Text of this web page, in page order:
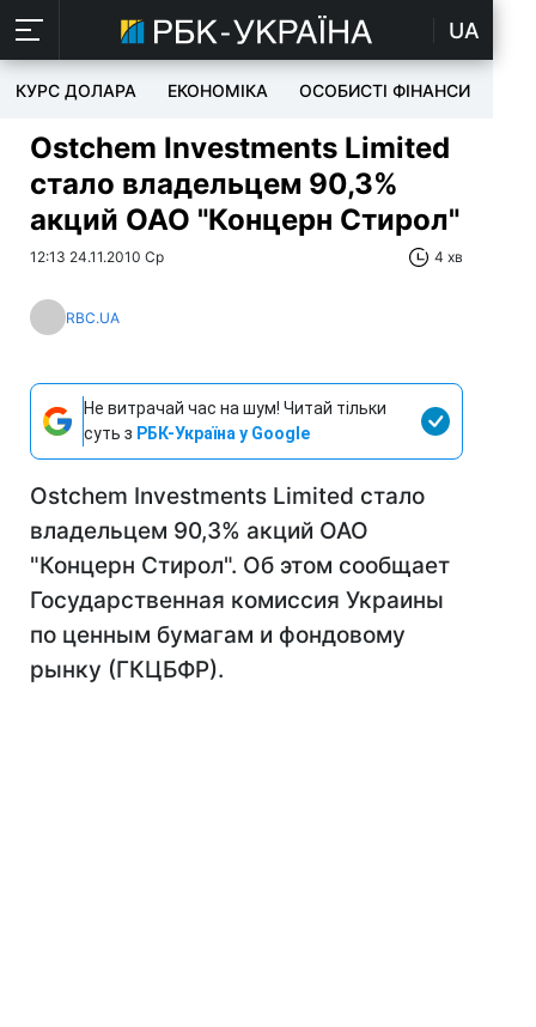
UA
КУРС ДОЛАРА ЕКОНОМІКА ОСОБИСТІ ФІНАНСИ
Ostchem Investments Limited
стало владельцем 90,3%
акций ОАО "Концерн Стирол"
12:13 24.11.2010 Ср 4 хв
RBC.UA
Не витрачай час на шум! Читай тільки
суть з РБК-Україна у Google
Ostchem Investments Limited стало
владельцем 90,3% акций ОАО
"Концерн Стирол". Об этом сообщает
Государственная комиссия Украины
по ценным бумагам и фондовому
рынку (ГКЦБФР).